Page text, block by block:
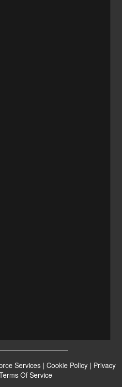
Services | Cookie Policy | Privacy
Of Service